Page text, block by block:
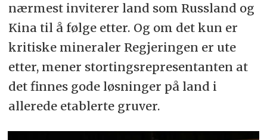
nærmest inviterer land som Russland og
Kina til å følge etter. Og om det kun er
kritiske mineraler Regjeringen er ute
etter, mener stortingsrepresentanten at
det finnes gode løsninger på land i
allerede etablerte gruver.